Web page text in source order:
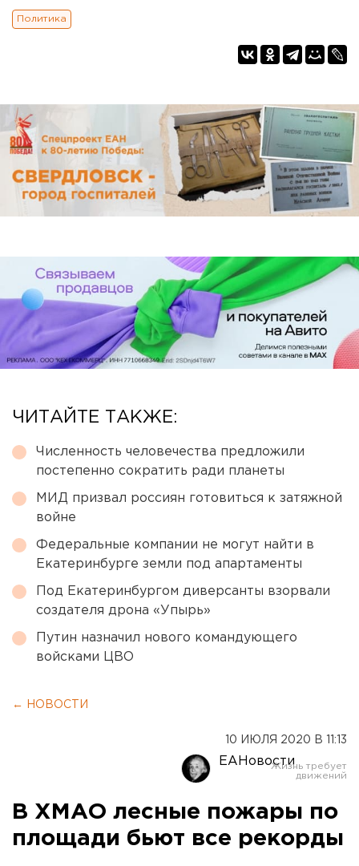
Политика
ЧИТАЙТЕ ТАКЖЕ:
Численность человечества предложили
постепенно сократить ради планеты
МИД призвал россиян готовиться к затяжной
войне
Федеральные компании не могут найти в
Екатеринбурге земли под апартаменты
Под Екатеринбургом диверсанты взорвали
создателя дрона «Упырь»
Путин назначил нового командующего
войсками ЦВО
← НОВОСТИ
10 ИЮЛЯ 2020 В 11:13
ЕАНовости
В ХМАО лесные пожары по
площади бьют все рекорды